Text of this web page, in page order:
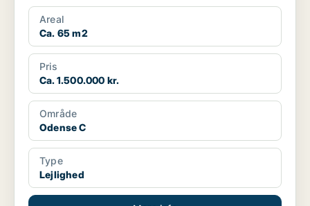
Areal
Ca. 65 m2
Pris
Ca. 1.500.000 kr.
Område
Odense C
Type
Lejlighed